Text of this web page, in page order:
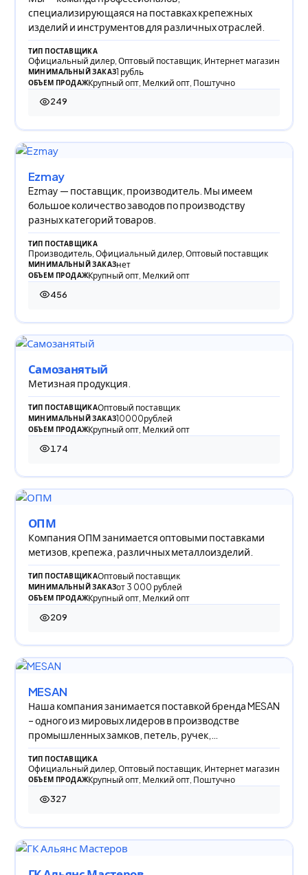
специализирующаяся на поставках крепежных
изделий и инструментов для различных отраслей.
ТИП ПОСТАВЩИКА
Официальный дилер, Оптовый поставщик, Интернет магазин
МИНИМАЛЬНЫЙ ЗАКАЗ1 рубль
ОБЪЕМ ПРОДАЖКрупный опт, Мелкий опт, Поштучно
249
249 просмотров
Ezmay
Ezmay — поставщик, производитель. Мы имеем
большое количество заводов по производству
разных категорий товаров.
ТИП ПОСТАВЩИКА
Производитель, Официальный дилер, Оптовый поставщик
МИНИМАЛЬНЫЙ ЗАКАЗнет
ОБЪЕМ ПРОДАЖКрупный опт, Мелкий опт
456
456 просмотров
Самозанятый
Метизная продукция.
ТИП ПОСТАВЩИКАОптовый поставщик
МИНИМАЛЬНЫЙ ЗАКАЗ10000рублей
ОБЪЕМ ПРОДАЖКрупный опт, Мелкий опт
174
174 просмотра
ОПМ
Компания ОПМ занимается оптовыми поставками
метизов, крепежа, различных металлоизделий.
ТИП ПОСТАВЩИКАОптовый поставщик
МИНИМАЛЬНЫЙ ЗАКАЗот 3 000 рублей
ОБЪЕМ ПРОДАЖКрупный опт, Мелкий опт
209
209 просмотров
MESAN
Наша компания занимается поставкой бренда MESAN
– одного из мировых лидеров в производстве
промышленных замков, петель, ручек,
уплотнителей,
ТИП ПОСТАВЩИКА
Официальный дилер, Оптовый поставщик, Интернет магазин
ОБЪЕМ ПРОДАЖКрупный опт, Мелкий опт, Поштучно
327
327 просмотров